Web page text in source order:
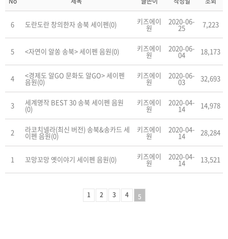
6 도란도란 창의한자 송북 세이펜(0) 키즈에이
원
2020-06-
25 7,223
5 <자연이 알쏭 송북> 세이펜 음원(0) 키즈에이
원
2020-06-
04 18,173
4 <경제도 알GO 문화도 알GO> 세이펜
음원(0)
키즈에이
원
2020-06-
03 32,693
3 세계명작 BEST 30 송북 세이펜 음원
(0)
키즈에이
원
2020-04-
14 14,978
2 라코치넬라(최신 버전) 송북&송카드 세
이펜 음원(0)
키즈에이
원
2020-04-
14 28,284
1 꼬망꼬망 옛이야기 세이펜 음원(0) 키즈에이
원
2020-04-
14 13,521
1 2 3 4 5